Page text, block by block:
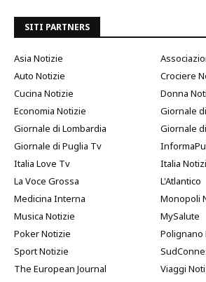
SITI PARTNERS
Asia Notizie
Auto Notizie
Crociere
Cucina Notizie
Donna
Economia Notizie
Giornale
Giornale di Lombardia
Giornale
Giornale di Puglia Tv
Italia Love Tv
Italia
La Voce Grossa
L'Atlantico
Medicina Interna
Monopoli
Musica Notizie
MySalute
Poker Notizie
Polignano
Sport Notizie
The European Journal
Viaggi